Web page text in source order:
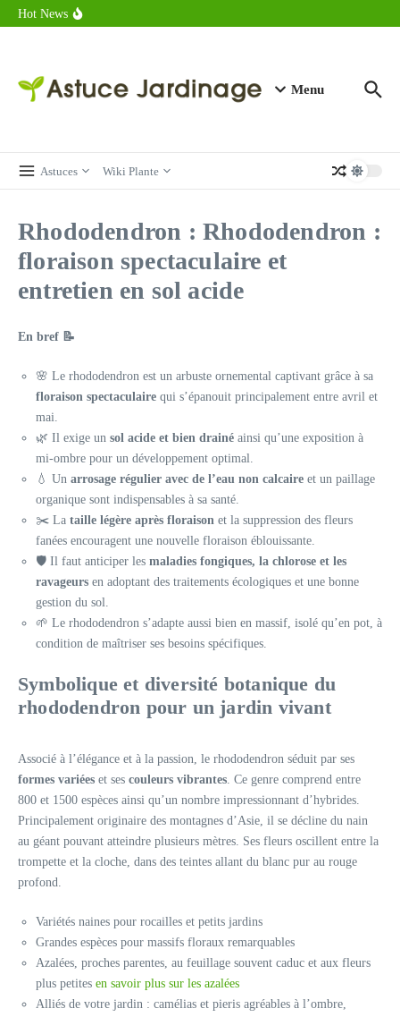
Aller au contenu
Hot News
Combien de calories dans un croque monsieur en 2025 ?
Menu
Astuces Wiki Plante
Rhododendron : Rhododendron :
floraison spectaculaire et
entretien en sol acide
En bref 📝
🌸 Le rhododendron est un arbuste ornemental captivant grâce à sa
floraison spectaculaire qui s’épanouit principalement entre avril et
mai.
🌿 Il exige un sol acide et bien drainé ainsi qu’une exposition à
mi-ombre pour un développement optimal.
💧 Un arrosage régulier avec de l’eau non calcaire et un paillage
organique sont indispensables à sa santé.
✂️ La taille légère après floraison et la suppression des fleurs
fanées encouragent une nouvelle floraison éblouissante.
🛡️ Il faut anticiper les maladies fongiques, la chlorose et les
ravageurs en adoptant des traitements écologiques et une bonne
gestion du sol.
🌱 Le rhododendron s’adapte aussi bien en massif, isolé qu’en pot, à
condition de maîtriser ses besoins spécifiques.
Symbolique et diversité botanique du
rhododendron pour un jardin vivant
Associé à l’élégance et à la passion, le rhododendron séduit par ses
formes variées et ses couleurs vibrantes. Ce genre comprend entre
800 et 1500 espèces ainsi qu’un nombre impressionnant d’hybrides.
Principalement originaire des montagnes d’Asie, il se décline du nain
au géant pouvant atteindre plusieurs mètres. Ses fleurs oscillent entre la
trompette et la cloche, dans des teintes allant du blanc pur au rouge
profond.
Variétés naines pour rocailles et petits jardins
Grandes espèces pour massifs floraux remarquables
Azalées, proches parentes, au feuillage souvent caduc et aux fleurs
plus petites en savoir plus sur les azalées
Alliés de votre jardin : camélias et pieris agréables à l’ombre,